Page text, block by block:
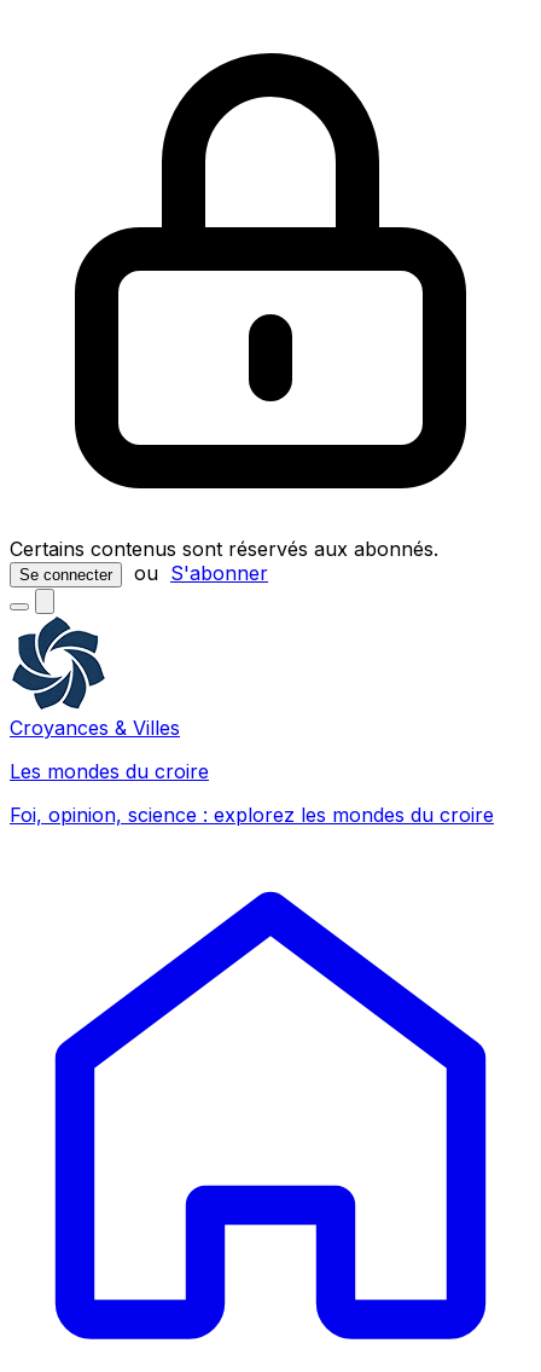
Certains contenus sont réservés aux abonnés.
Se connecter ou S'abonner
Croyances & Villes
Les mondes du croire
Foi, opinion, science : explorez les mondes du croire